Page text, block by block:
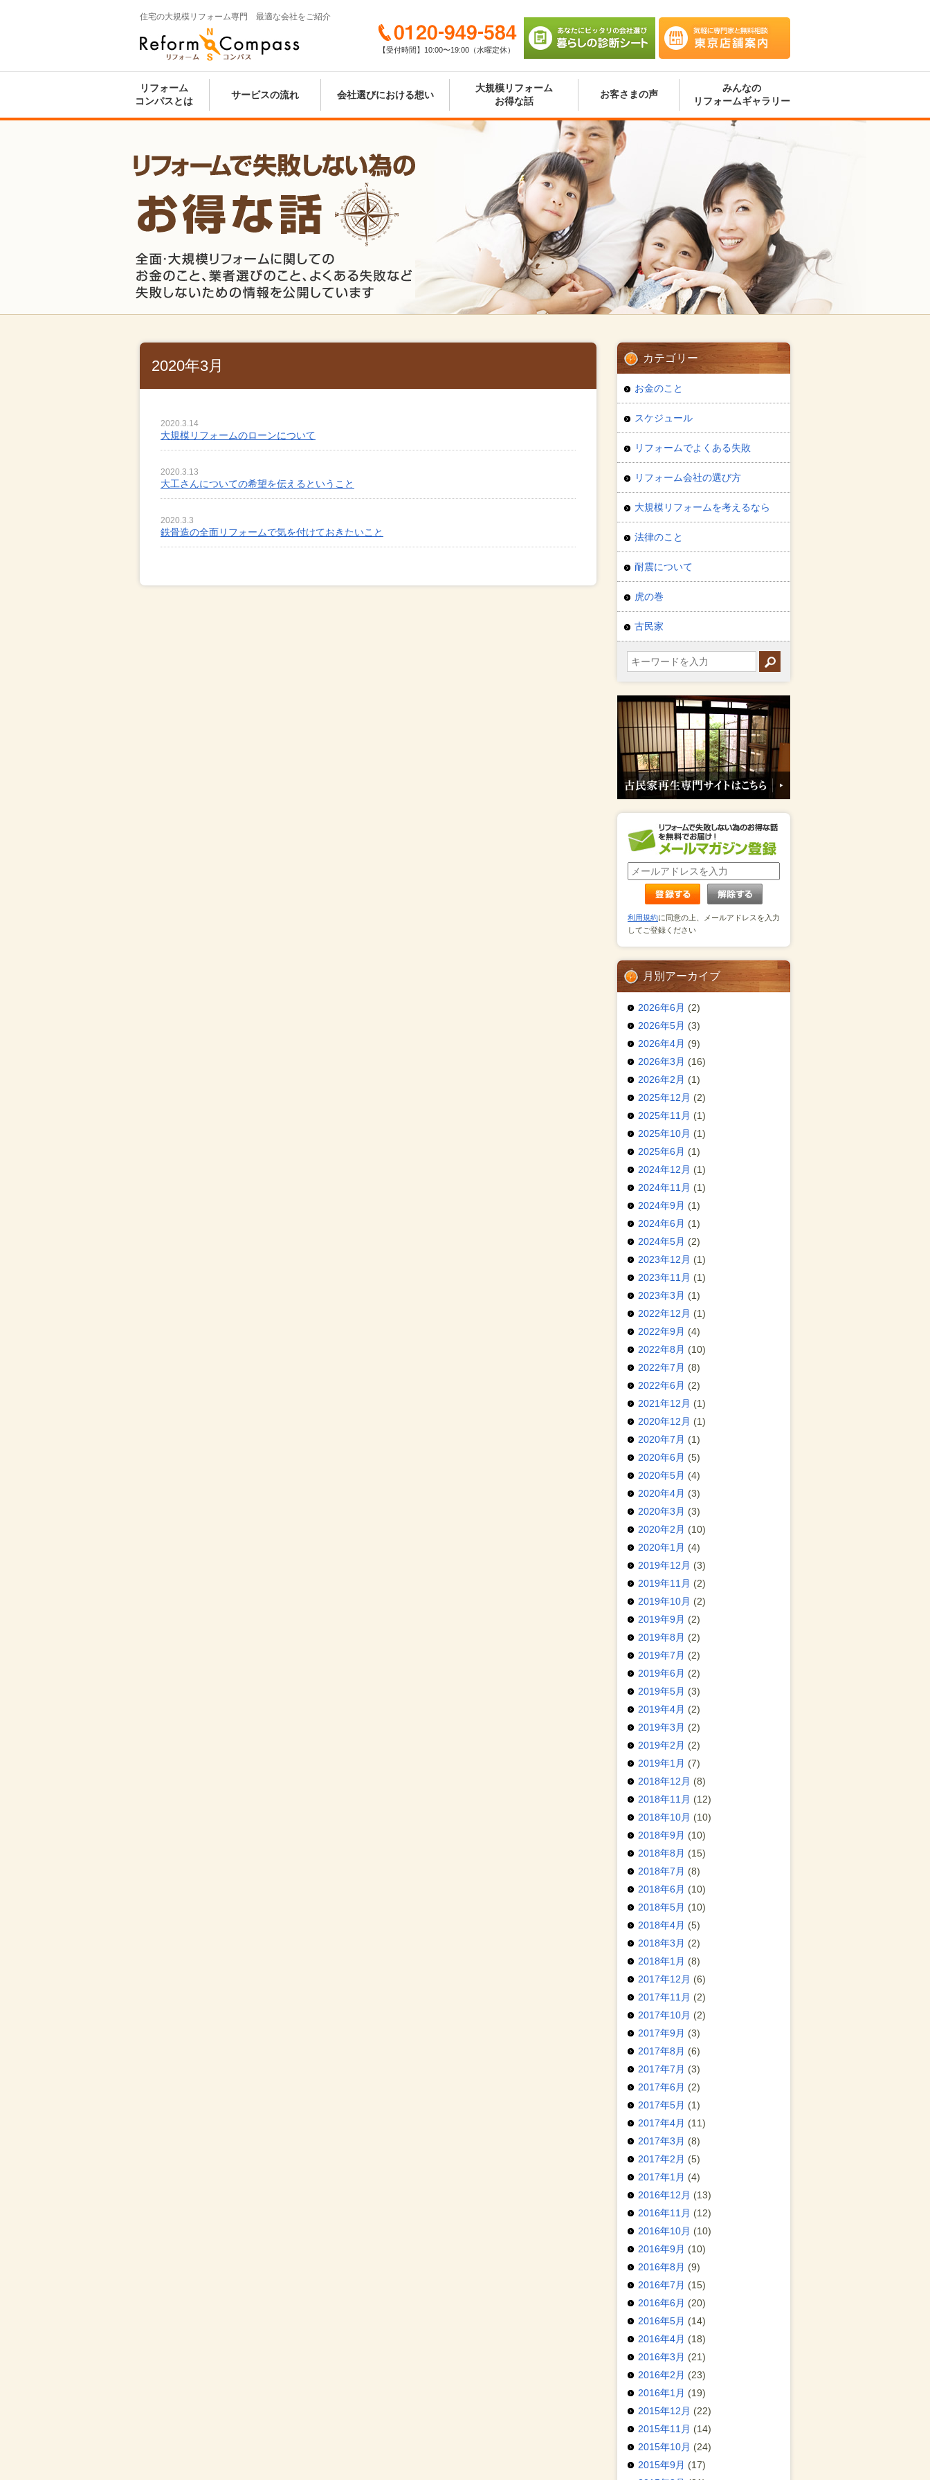
住宅の大規模リフォーム専門 最適な会社をご紹介
ス
店舗案内
び 暮らしの診断シート
0120-949-584
【受付時間】10:00〜19:00（水曜定休）
リフォーム
コンパスとは
サービスの流れ 会社選びにおける想い
大規模リフォーム
お得な話
お客さまの声
みんなの
リフォームギャラリー
2020年3月
2020.3.14
大規模リフォームのローンについて
2020.3.13
大工さんについての希望を伝えるということ
2020.3.3
鉄骨造の全面リフォームで気を付けておきたいこと
カテゴリー
お金のこと
スケジュール
リフォームでよくある失敗
リフォーム会社の選び方
大規模リフォームを考えるなら
法律のこと
耐震について
虎の巻
古民家
利用規約に同意の上、メールアドレスを入力
してご登録ください
月別アーカイブ
2026年6月 (2)
2026年5月 (3)
2026年4月 (9)
2026年3月 (16)
2026年2月 (1)
2025年12月 (2)
2025年11月 (1)
2025年10月 (1)
2025年6月 (1)
2024年12月 (1)
2024年11月 (1)
2024年9月 (1)
2024年6月 (1)
2024年5月 (2)
2023年12月 (1)
2023年11月 (1)
2023年3月 (1)
2022年12月 (1)
2022年9月 (4)
2022年8月 (10)
2022年7月 (8)
2022年6月 (2)
2021年12月 (1)
2020年12月 (1)
2020年7月 (1)
2020年6月 (5)
2020年5月 (4)
2020年4月 (3)
2020年3月 (3)
2020年2月 (10)
2020年1月 (4)
2019年12月 (3)
2019年11月 (2)
2019年10月 (2)
2019年9月 (2)
2019年8月 (2)
2019年7月 (2)
2019年6月 (2)
2019年5月 (3)
2019年4月 (2)
2019年3月 (2)
2019年2月 (2)
2019年1月 (7)
2018年12月 (8)
2018年11月 (12)
2018年10月 (10)
2018年9月 (10)
2018年8月 (15)
2018年7月 (8)
2018年6月 (10)
2018年5月 (10)
2018年4月 (5)
2018年3月 (2)
2018年1月 (8)
2017年12月 (6)
2017年11月 (2)
2017年10月 (2)
2017年9月 (3)
2017年8月 (6)
2017年7月 (3)
2017年6月 (2)
2017年5月 (1)
2017年4月 (11)
2017年3月 (8)
2017年2月 (5)
2017年1月 (4)
2016年12月 (13)
2016年11月 (12)
2016年10月 (10)
2016年9月 (10)
2016年8月 (9)
2016年7月 (15)
2016年6月 (20)
2016年5月 (14)
2016年4月 (18)
2016年3月 (21)
2016年2月 (23)
2016年1月 (19)
2015年12月 (22)
2015年11月 (14)
2015年10月 (24)
2015年9月 (17)